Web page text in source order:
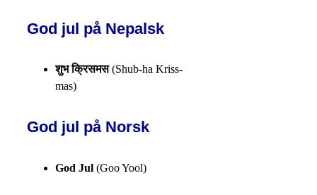
God jul på Nepalsk
शुभ क्रिसमस(Shub-ha Kriss-
mas)
God jul på Norsk
God Jul (Goo Yool)